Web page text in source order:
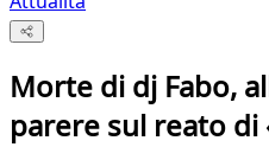
Morte di dj Fabo,
parere sul reato di